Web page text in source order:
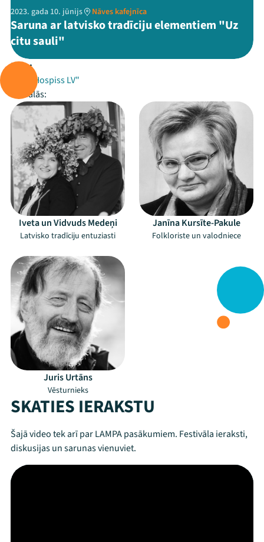
2023. gada 10. jūnijs Nāves kafejnīca
Saruna ar latvisko tradīciju elementiem "Uz
citu sauli"
Rīko:
NVO "Hospiss LV"
Piedalās:
Iveta un Vidvuds Medeņi
Latvisko tradīciju entuziasti
Janīna Kursīte-Pakule
Folkloriste un valodniece
Juris Urtāns
Vēsturnieks
SKATIES IERAKSTU
Šajā video tek arī par LAMPA pasākumiem. Festivāla ieraksti,
diskusijas un sarunas vienuviet.